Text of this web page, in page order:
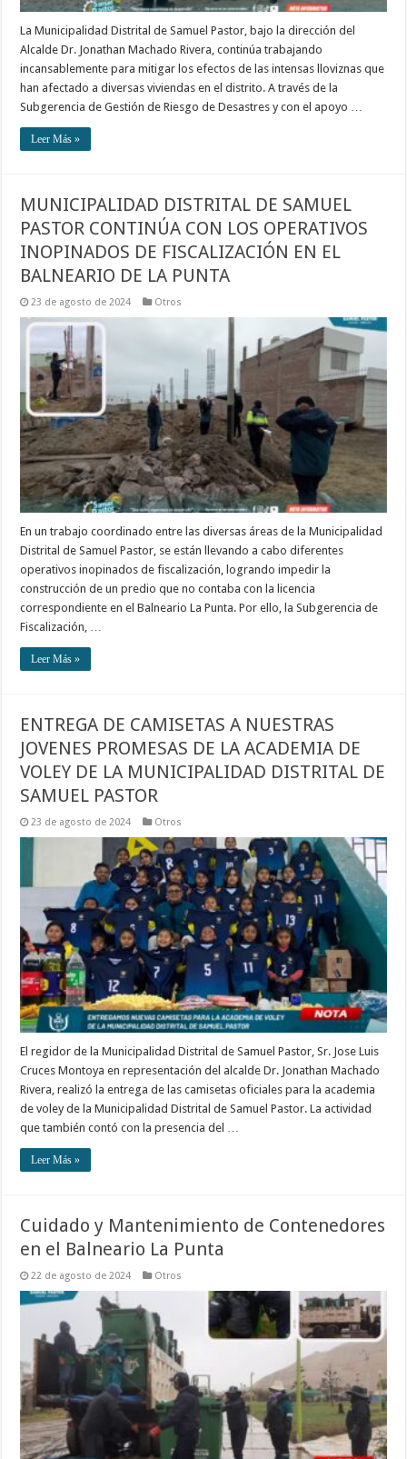
La Municipalidad Distrital de Samuel Pastor, bajo la dirección del
Alcalde Dr. Jonathan Machado Rivera, continúa trabajando
incansablemente para mitigar los efectos de las intensas lloviznas que
han afectado a diversas viviendas en el distrito. A través de la
Subgerencia de Gestión de Riesgo de Desastres y con el apoyo …
Leer Más »
MUNICIPALIDAD DISTRITAL DE SAMUEL
PASTOR CONTINÚA CON LOS OPERATIVOS
INOPINADOS DE FISCALIZACIÓN EN EL
BALNEARIO DE LA PUNTA
23 de agosto de 2024 Otros
En un trabajo coordinado entre las diversas áreas de la Municipalidad
Distrital de Samuel Pastor, se están llevando a cabo diferentes
operativos inopinados de fiscalización, logrando impedir la
construcción de un predio que no contaba con la licencia
correspondiente en el Balneario La Punta. Por ello, la Subgerencia de
Fiscalización, …
Leer Más »
ENTREGA DE CAMISETAS A NUESTRAS
JOVENES PROMESAS DE LA ACADEMIA DE
VOLEY DE LA MUNICIPALIDAD DISTRITAL DE
SAMUEL PASTOR
23 de agosto de 2024 Otros
El regidor de la Municipalidad Distrital de Samuel Pastor, Sr. Jose Luis
Cruces Montoya en representación del alcalde Dr. Jonathan Machado
Rivera, realizó la entrega de las camisetas oficiales para la academia
de voley de la Municipalidad Distrital de Samuel Pastor. La actividad
que también contó con la presencia del …
Leer Más »
Cuidado y Mantenimiento de Contenedores
en el Balneario La Punta
22 de agosto de 2024 Otros